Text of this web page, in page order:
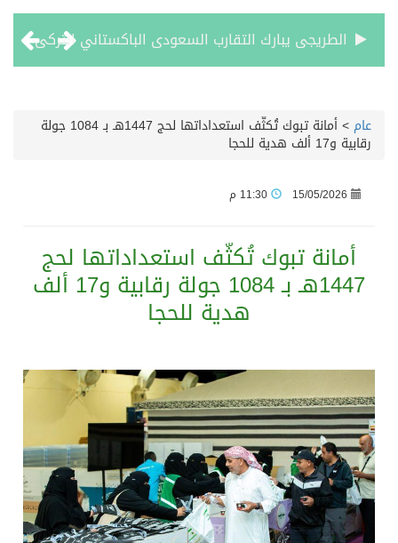
مشوار العمر يبدا من لبنان
مركز الملك سلمان للإغاثة يضع حجر الأساس لمشروع بناء وإعادة تأهيل 13 مدرسة في محافظتي لحج والضالع
الطريجى يبارك التقارب السعودى الباكستاني التركى
عام > أمانة تبوك تُكثّف استعداداتها لحج 1447هـ بـ 1084 جولة
رقابية و17 ألف هدية للحجا
15/05/2026
أمانة تبوك تُكثّف استعداداتها لحج
1447هـ بـ 1084 جولة رقابية و17 ألف
هدية للحجا